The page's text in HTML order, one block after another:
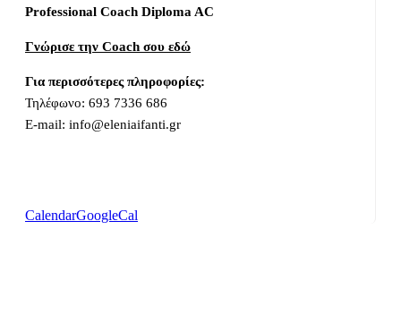
Professional Coach Diploma AC
Γνώρισε την Coach σου εδώ
Για περισσότερες πληροφορίες:
Τηλέφωνο: 693 7336 686
E-mail: info@eleniaifanti.gr
CalendarGoogleCal